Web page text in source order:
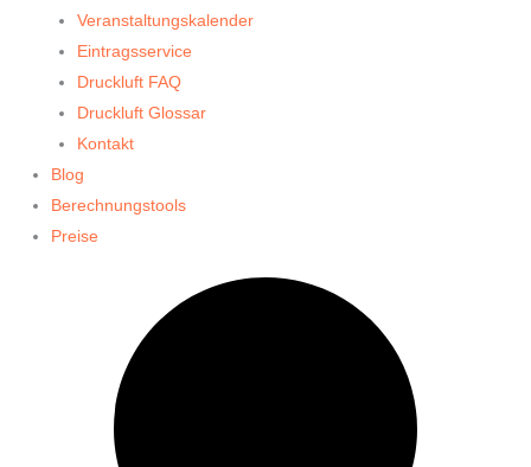
Veranstaltungskalender
Eintragsservice
Druckluft FAQ
Druckluft Glossar
Kontakt
Blog
Berechnungstools
Preise